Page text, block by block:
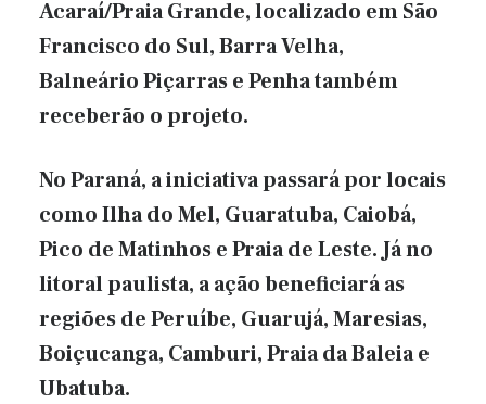
Acaraí/Praia Grande, localizado em São
Francisco do Sul, Barra Velha,
Balneário Piçarras e Penha também
receberão o projeto.
No Paraná, a iniciativa passará por locais
como Ilha do Mel, Guaratuba, Caiobá,
Pico de Matinhos e Praia de Leste. Já no
litoral paulista, a ação beneficiará as
regiões de Peruíbe, Guarujá, Maresias,
Boiçucanga, Camburi, Praia da Baleia e
Ubatuba.